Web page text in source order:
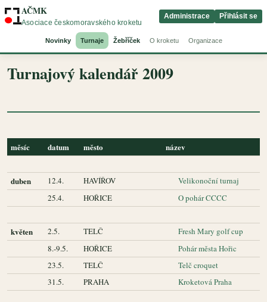
AČMK
Asociace českomoravského kroketu
Novinky Turnaje Žebříček O kroketu Organizace
Administrace Přihlásit se
Turnajový kalendář 2009
měsíc datum město název
duben 12.4. HAVÍŘOV
Velikonoční turnaj
25.4.
HOŘICE O pohár CCCC
květen 2.5. TELČ
Fresh Mary golf cup
8.-9.5.
HOŘICE
Pohár města Hořic
23.5.
TELČ
Telč croquet
31.5.
PRAHA Kroketová Praha